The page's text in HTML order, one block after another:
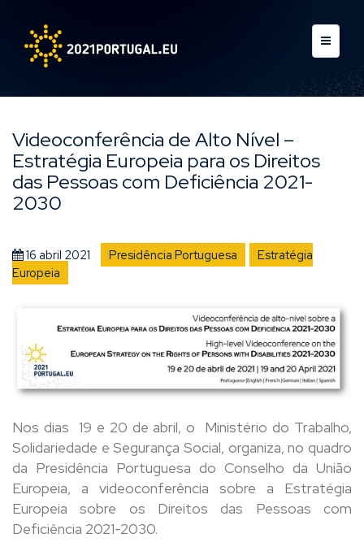
Videoconferência de Alto Nível –
Estratégia Europeia para os Direitos
das Pessoas com Deficiência 2021-
2030
16 abril 2021 Presidência Portuguesa
Estratégia
Europeia
Nos dias 19 e 20 de abril, o Ministério do Trabalho,
Solidariedade e Segurança Social, organiza, no quadro
da Presidência Portuguesa do Conselho da União
Europeia, a videoconferência sobre a Estratégia
Europeia sobre os Direitos das Pessoas com
Deficiência 2021-2030.